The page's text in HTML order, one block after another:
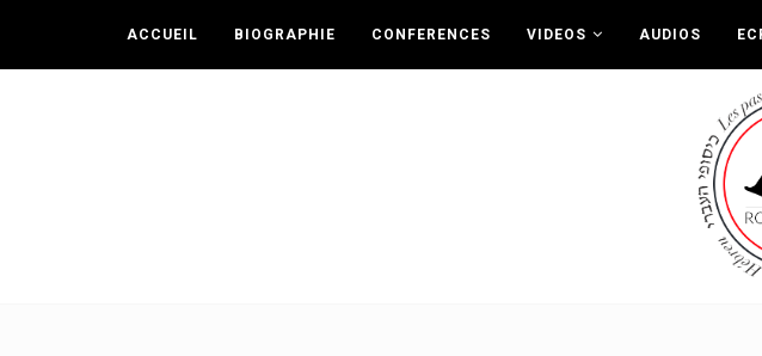
ACCUEIL BIOGRAPHIE CONFERENCES VIDEOS AUDIOS